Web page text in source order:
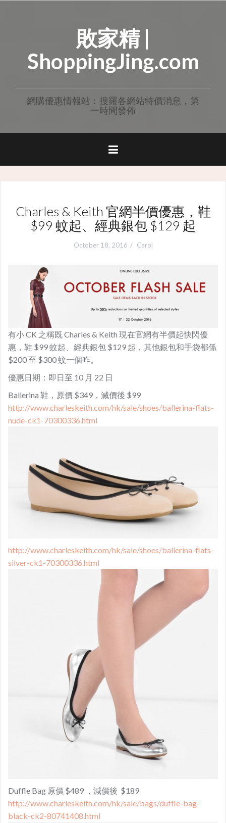
敗家精 |
ShoppingJing.com
網購優惠情報站：搜羅各網站特價消息，第
一時間發佈
Charles & Keith 官網半價優惠，鞋
$99 蚊起、經典銀包 $129 起
October 18, 2016 Carol
有小 CK 之稱既 Charles & Keith 現在官網有半價起快閃優
惠，鞋 $99 蚊起、經典銀包 $129 起，其他銀包和手袋都係
$200 至 $300 蚊一個咋。
優惠日期：即日至 10 月 22 日
Ballerina 鞋，原價 $349，減價後 $99
http://www.charleskeith.com/hk/sale/shoes/ballerina-flats-
nude-ck1-70300336.html
http://www.charleskeith.com/hk/sale/shoes/ballerina-flats-
silver-ck1-70300336.html
Duffle Bag 原價 $489 ，減價後 $189
http://www.charleskeith.com/hk/sale/bags/duffle-bag-
black-ck2-80741408.html